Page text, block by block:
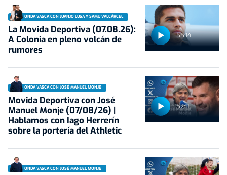
55:14
ONDA VASCA CON JUANJO LUSA Y SAMU VALCÁRCEL
La Movida Deportiva (07.08.26):
A Colonia en pleno volcán de
rumores
52:11
ONDA VASCA CON JOSÉ MANUEL MONJE
Movida Deportiva con José
Manuel Monje (07/08/26) |
Hablamos con Iago Herrerín
sobre la portería del Athletic
ONDA VASCA CON JOSÉ MANUEL MONJE